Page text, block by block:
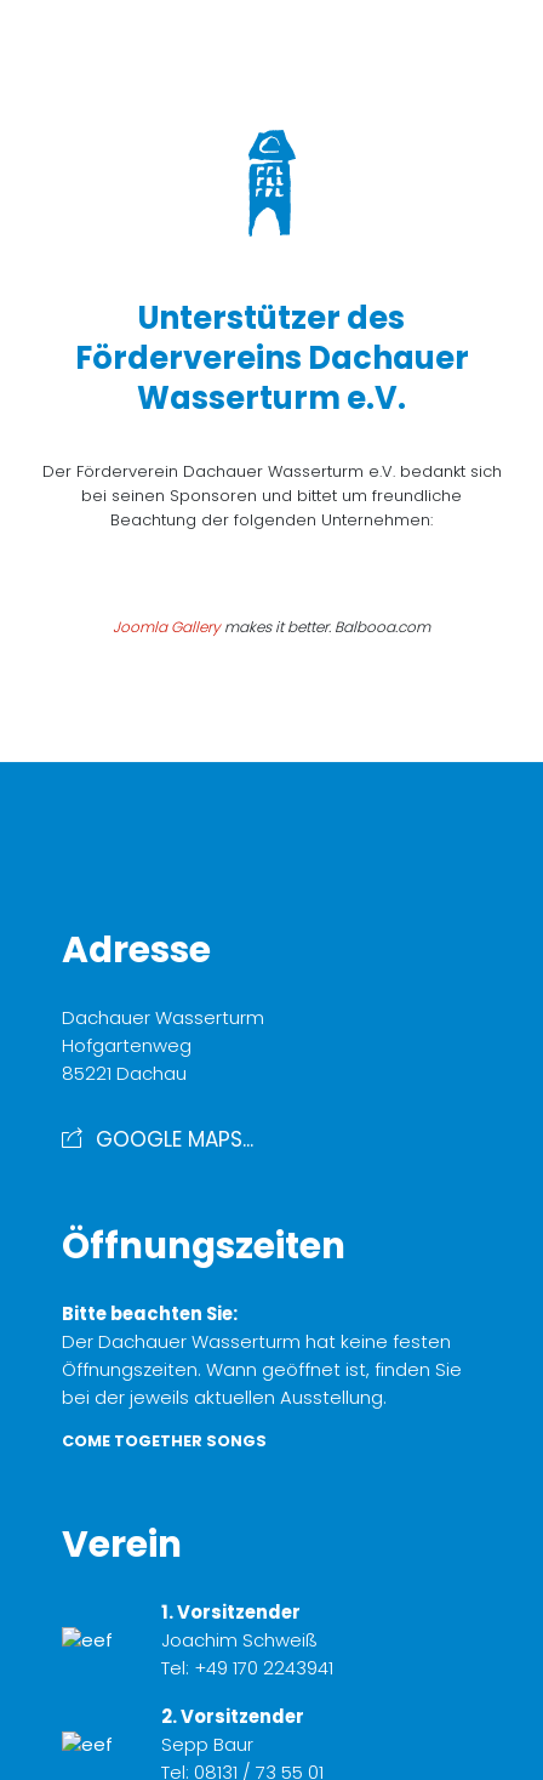
Unterstützer des
Fördervereins Dachauer
Wasserturm e.V.
Der Förderverein Dachauer Wasserturm e.V. bedankt sich
bei seinen Sponsoren und bittet um freundliche
Beachtung der folgenden Unternehmen:
Joomla Gallerymakes it better. Balbooa.com
Adresse
Dachauer Wasserturm
Hofgartenweg
85221 Dachau
GOOGLE MAPS...
Öffnungszeiten
Bitte beachten Sie:
Der Dachauer Wasserturm hat keine festen
Öffnungszeiten. Wann geöffnet ist, finden Sie
bei der jeweils aktuellen Ausstellung.
COME TOGETHER SONGS
Verein
1. Vorsitzender
Joachim Schweiß
Tel: +49 170 2243941
2. Vorsitzender
Sepp Baur
Tel: 08131 / 73 55 01